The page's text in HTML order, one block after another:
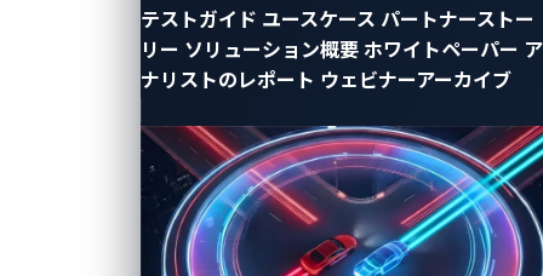
テストガイド ユースケース パートナーストー
リー ソリューション概要 ホワイトペーパー ア
ナリストのレポート ウェビナーアーカイブ
測が誤っていることがあり、その結果、CPUは別の命
令セットを実行する必要が生じます。ここに潜在的な
セキュリティ上の問題が存在します。誤った分岐から
ることはありえるでしょうか。このような場合、CPU
のスペキュラティブ実行や分岐予測メカニズムによ
り、他のレジスタの機密データが不意に露呈する可能
性があります。